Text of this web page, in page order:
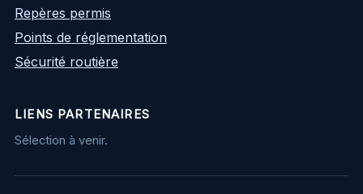
Repères permis
Points de réglementation
Sécurité routière
LIENS PARTENAIRES
Sélection à venir.